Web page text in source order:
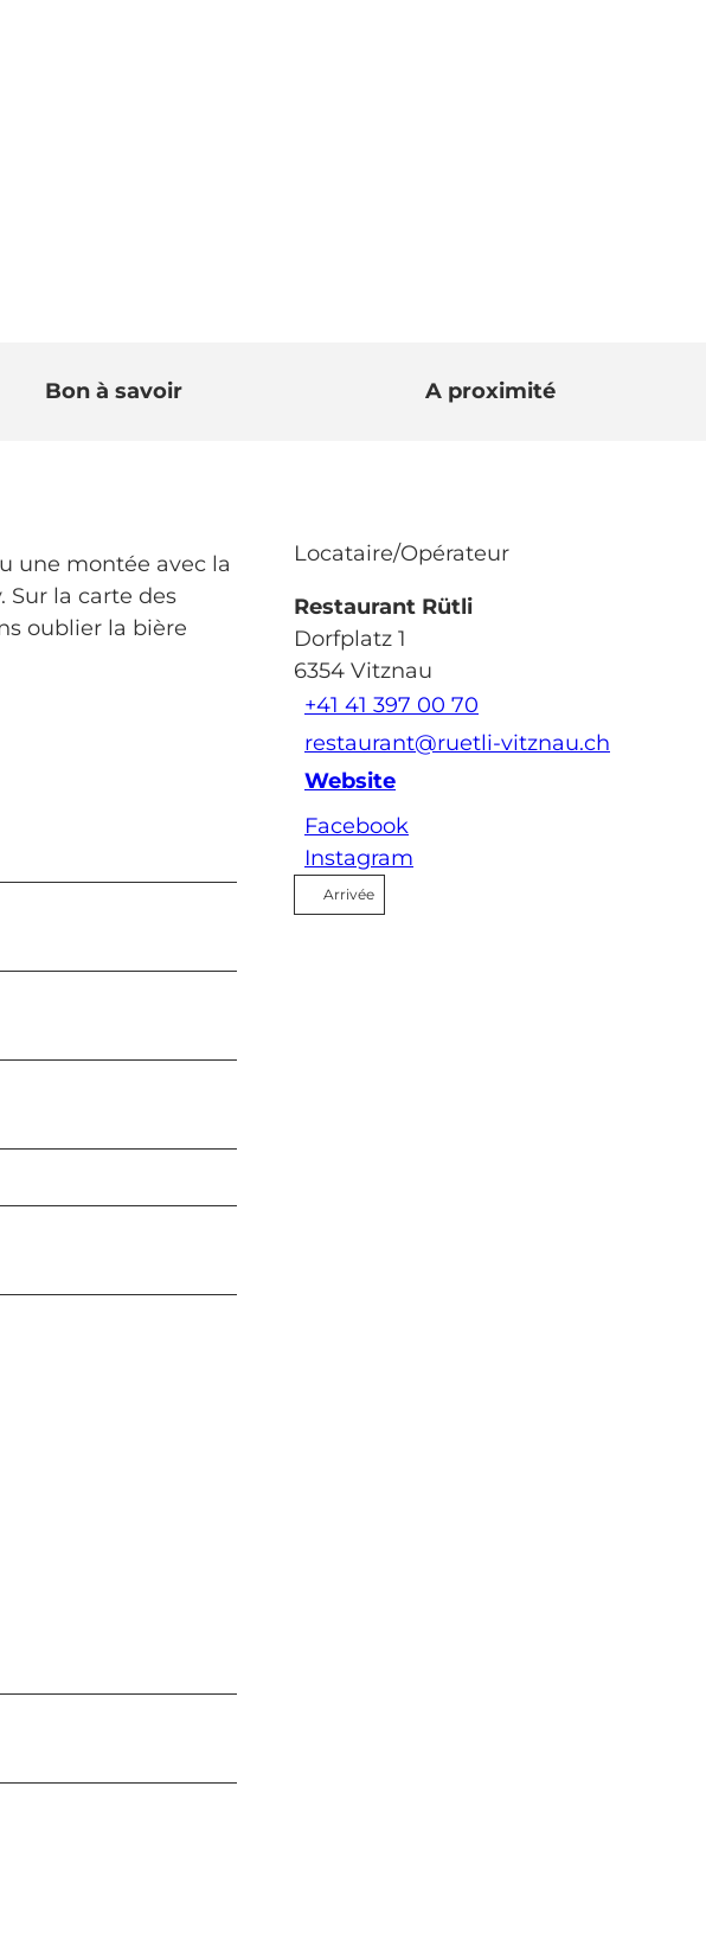
Bon à savoir A proximité
une montée avec la
Sur la carte des
oublier la bière
Locataire/Opérateur
Restaurant Rütli
Dorfplatz 1
6354 Vitznau
+41 41 397 00 70
restaurant@ruetli-vitznau.ch
Website
Facebook
Instagram
Arrivée